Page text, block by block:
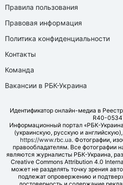
Правила пользования
Правовая информация
Политика конфиденциальности
Контакты
Команда
Вакансии в РБК-Украина
Идентификатор онлайн-медиа в
R40-
Информационный портал «РБК-
(украинскую, русскую и
https://www.rbc.ua. Фотографии,
правообладателям. Все фотографии
являются журналисты РБК-Украина,
Creative Commons Attribution 4.0
может не разделять точку зрения
подлежат опровержению и